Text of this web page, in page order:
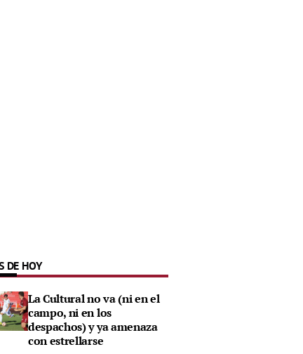
DE HOY
La Cultural no va (ni en el
campo, ni en los
despachos) y ya amenaza
con estrellarse